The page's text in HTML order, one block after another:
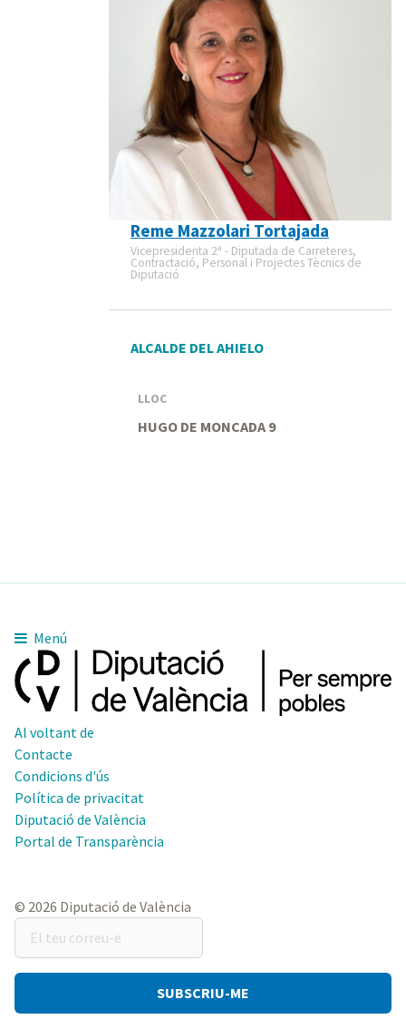
Reme Mazzolari Tortajada
Vicepresidenta 2ª - Diputada de Carreteres,
Contractació, Personal i Projectes Tècnics de
Diputació
ALCALDE DEL AHIELO
LLOC
HUGO DE MONCADA 9
Menú
Al voltant de
Contacte
Condicions d'ús
Política de privacitat
Diputació de València
Portal de Transparència
© 2026 Diputació de València
El
teu
correu-